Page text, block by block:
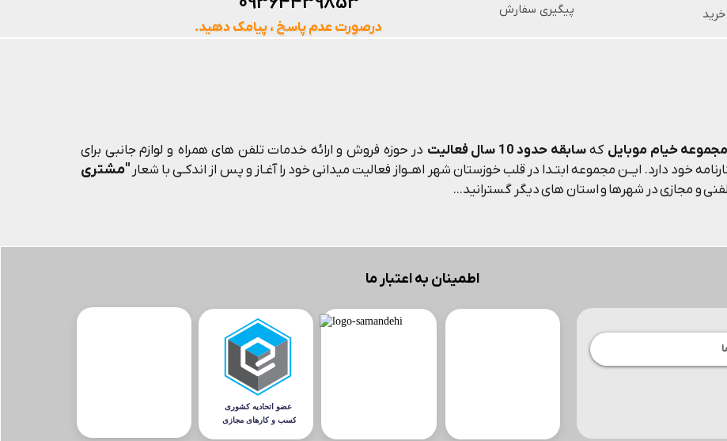
مجموعه خیام موبایل کهسابقه حدود 10 سال فعالیت
در حوزه فروش و ارائه خدمات تلفن های همراه و لوازم جانبی برای
خود دارد. ایــن مجموعه ابتـدا در قلب خوزستان شهر اهــواز فعالیت میدانی خود را آغـاز و پس از اندکـی با شعار "مشتری
و مجازی در شهرها و استان های دیگر گسترانید...
اطمینان به اعتبار ما
درصورت عدم پاسخ ، پیامک دهید.
پیگیری سفارش